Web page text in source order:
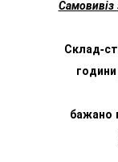
Склад-
бажано